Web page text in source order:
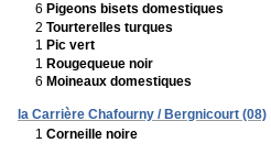
6 Pigeons bisets domestiques
2 Tourterelles turques
1 Pic vert
1 Rougequeue noir
6 Moineaux domestiques
la Carrière Chafourny / Bergnicourt (08)
1 Corneille noire